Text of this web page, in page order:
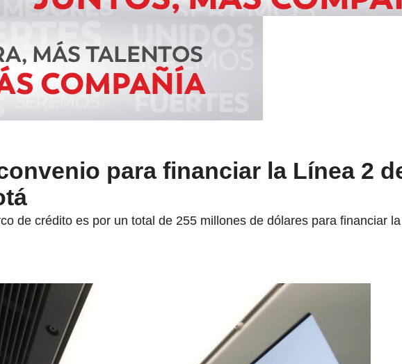
para financiar la Línea 2
de crédito es por un total de 255 millones de dólares para financiar